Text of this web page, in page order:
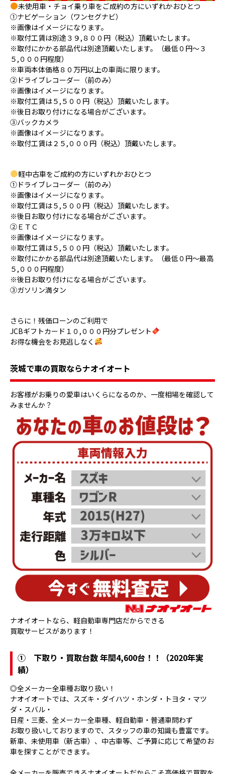
未使用車・チョイ乗り車をご成約の方にいずれかおひとつ
①ナビゲーション（ワンセグナビ）
※画像はイメージになります。
※取付工賃は別途３９,８００円（税込）頂戴いたします。
※取付にかかる部品代は別途頂戴いたします。（最低０円～３
５,０００円程度）
※車両本体価格８０万円以上の車両に限ります。
②ドライブレコーダー（前のみ）
※画像はイメージになります。
※取付工賃は５,５００円（税込）頂戴いたします。
※後日お取り付けになる場合がございます。
③バックカメラ
※画像はイメージになります。
※取付工賃は２５,０００円（税込）頂戴いたします。
軽中古車をご成約の方にいずれかおひとつ
①ドライブレコーダー（前のみ）
※画像はイメージになります。
※取付工賃は５,５００円（税込）頂戴いたします。
※後日お取り付けになる場合がございます。
②ＥＴＣ
※画像はイメージになります。
※取付工賃は５,５００円（税込）頂戴いたします。
※取付にかかる部品代は別途頂戴いたします。（最低０円～最高
５,０００円程度）
※後日お取り付けになる場合がございます。
③ガソリン満タン
さらに！残価ローンのご利用で
JCBギフトカード１０,０００円分プレゼント
お得な機会をお見逃しなく
茨城で車の買取ならナオイオート
お客様がお乗りの愛車はいくらになるのか、一度相場を確認して
みませんか？
ナオイオートなら、軽自動車専門店だからできる
買取サービスがあります！
① 下取り・買取台数 年間4,600台！！（2020年実
績）
◎全メーカー全車種お取り扱い！
ナオイオートでは、スズキ・ダイハツ・ホンダ・トヨタ・マツ
ダ・スバル・
日産・三菱、全メーカー全車種、軽自動車・普通車問わず
お取り扱いしておりますので、スタッフの車の知識も豊富です。
新車、未使用車（新古車）、中古車等、ご予算に応じて希望のお
車を探すことができます。